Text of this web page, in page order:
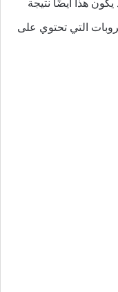
يكون هذا أيضًا نتيجة
التي تحتوي على